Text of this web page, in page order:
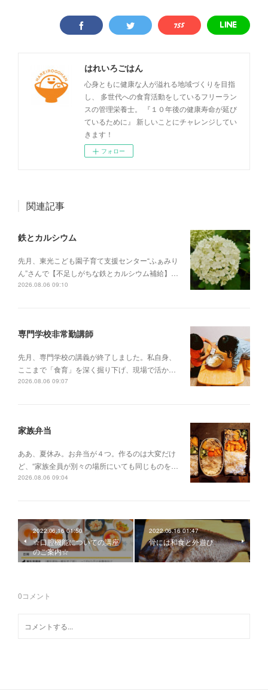
はれいろごはん
心身ともに健康な人が溢れる地域づくりを目指
し、 多世代への食育活動をしているフリーラン
スの管理栄養士。 『１０年後の健康寿命が延び
ているために』 新しいことにチャレンジしてい
きます！
フォロー
関連記事
鉄とカルシウム
先月、東光こども園子育て支援センター“ふぁみり
ん”さんで【不足しがちな鉄とカルシウム補給】…
2026.08.06 09:10
専門学校非常勤講師
先月、専門学校の講義が終了しました。私自身、
ここまで「食育」を深く掘り下げ、現場で活か…
2026.08.06 09:07
家族弁当
ああ、夏休み。お弁当が４つ。作るのは大変だけ
ど、“家族全員が別々の場所にいても同じものを…
2026.08.06 09:04
2022.06.16 01:50
☆口腔機能についての講座
のご案内☆
2022.06.16 01:47
骨には和食と外遊び
0コメント